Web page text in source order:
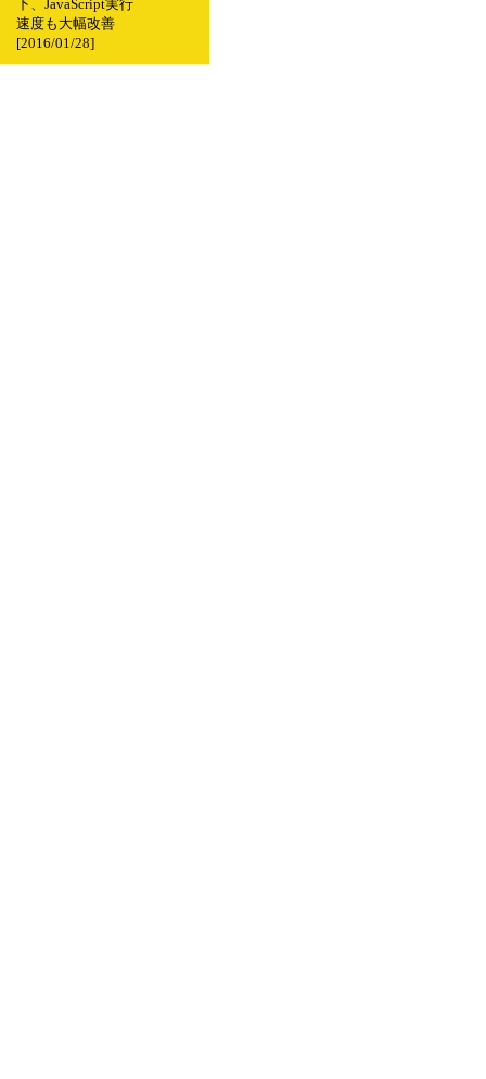
下、JavaScript実行
速度も大幅改善
[2016/01/28]